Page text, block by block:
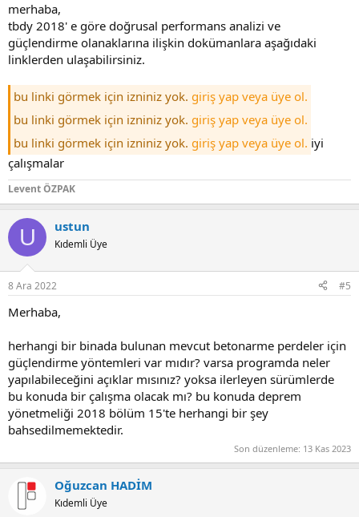
merhaba,
tbdy 2018' e göre doğrusal performans analizi ve
güçlendirme olanaklarına ilişkin dokümanlara aşağıdaki
linklerden ulaşabilirsiniz.
bu linki görmek için izniniz yok. giriş yap veya üye ol.
bu linki görmek için izniniz yok. giriş yap veya üye ol.
bu linki görmek için izniniz yok. giriş yap veya üye ol. i̇yi
çalışmalar
Levent ÖZPAK
U ustun
Kıdemli Üye
8 Ara 2022 #5
merhaba,
herhangi bir binada bulunan mevcut betonarme perdeler için
güçlendirme yöntemleri var mıdır? varsa programda neler
yapılabileceğini açıklar mısınız? yoksa ilerleyen sürümlerde
bu konuda bir çalışma olacak mı? bu konuda deprem
yönetmeliği 2018 bölüm 15'te herhangi bir şey
bahsedilmemektedir.
Son düzenleme: 13 Kas 2023
Oğuzcan HADİM
Kıdemli Üye